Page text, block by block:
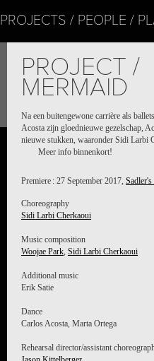
PROJECTS PEOPLE
PROJECT /
MERMAID
Na een buitengewone carrière als
Acosta zijn gloednieuwe gezelschap,
nieuwe stukken, waaronder Sidi Larbi
Meer info binnenkort!
Premiere : 27 September 2017,
Choreography
Sidi Larbi Cherkaoui
Music composition
Woojae Park, Sidi Larbi Cherkaoui
Additional music
Erik Satie
Dance
Carlos Acosta, Marta Ortega
Rehearsal director/assistant